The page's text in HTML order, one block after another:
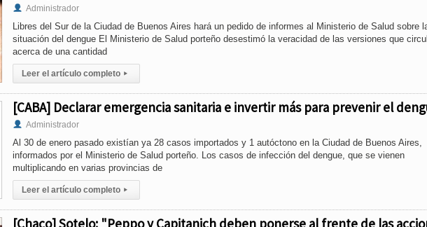
Administrador
Libres del Sur de la Ciudad de Buenos Aires hará un pedido de informes al Ministerio de Salud sobre
situación del dengue El Ministerio de Salud porteño desestimó la veracidad de las versiones que
acerca de una cantidad
Leer el artículo completo ▸
[CABA] Declarar emergencia sanitaria e invertir más para prevenir el
Administrador
Al 30 de enero pasado existían ya 28 casos importados y 1 autóctono en la Ciudad de Buenos Aires,
informados por el Ministerio de Salud porteño. Los casos de infección del dengue, que se vienen
multiplicando en varias provincias de
Leer el artículo completo ▸
[Chaco] Sotelo: "Peppo y Capitanich deben ponerse al frente de las